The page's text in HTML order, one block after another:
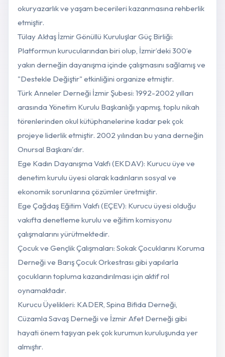
okuryazarlık ve yaşam becerileri kazanmasına rehberlik
etmiştir.
Tülay Aktaş İzmir Gönüllü Kuruluşlar Güç Birliği:
Platformun kurucularından biri olup, İzmir’deki 300’e
yakın derneğin dayanışma içinde çalışmasını sağlamış ve
"Destekle Değiştir" etkinliğini organize etmiştir.
Türk Anneler Derneği İzmir Şubesi: 1992-2002 yılları
arasında Yönetim Kurulu Başkanlığı yapmış, toplu nikah
törenlerinden okul kütüphanelerine kadar pek çok
projeye liderlik etmiştir. 2002 yılından bu yana derneğin
Onursal Başkanı'dır.
Ege Kadın Dayanışma Vakfı (EKDAV): Kurucu üye ve
denetim kurulu üyesi olarak kadınların sosyal ve
ekonomik sorunlarına çözümler üretmiştir.
Ege Çağdaş Eğitim Vakfı (EÇEV): Kurucu üyesi olduğu
vakıfta denetleme kurulu ve eğitim komisyonu
çalışmalarını yürütmektedir.
Çocuk ve Gençlik Çalışmaları: Sokak Çocuklarını Koruma
Derneği ve Barış Çocuk Orkestrası gibi yapılarla
çocukların topluma kazandırılması için aktif rol
oynamaktadır.
Kurucu Üyelikleri: KADER, Spina Bifida Derneği,
Cüzamla Savaş Derneği ve İzmir Afet Derneği gibi
hayati önem taşıyan pek çok kurumun kuruluşunda yer
almıştır.